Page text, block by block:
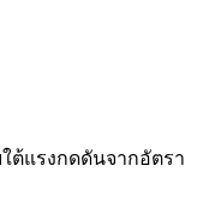
ต้แรงกดดันจากอัตรา